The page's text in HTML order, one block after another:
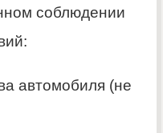
соблюдении
автомобиля (не